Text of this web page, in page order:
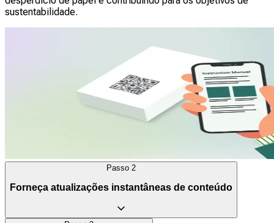
sustentabilidade.
Passo 2
Forneça atualizações instantâneas de conteúdo